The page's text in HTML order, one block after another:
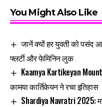
You Might Also Like
जानें क्यों हर युवती को पसंद
फ्लर्टी और फेमिनिन लुक
Kaamya Kartikeyan
कामया कार्तिकेयन ने रचा इतिहास
Shardiya Navratri 2025: